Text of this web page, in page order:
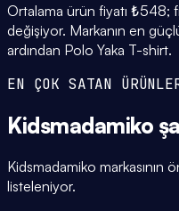
Ortalama ürün fiyatı ₺548;
değişiyor. Markanın en
ardından Polo Yaka T-shirt.
EN ÇOK SATAN
Kidsmadamiko
Kidsmadamiko markasının
listeleniyor.